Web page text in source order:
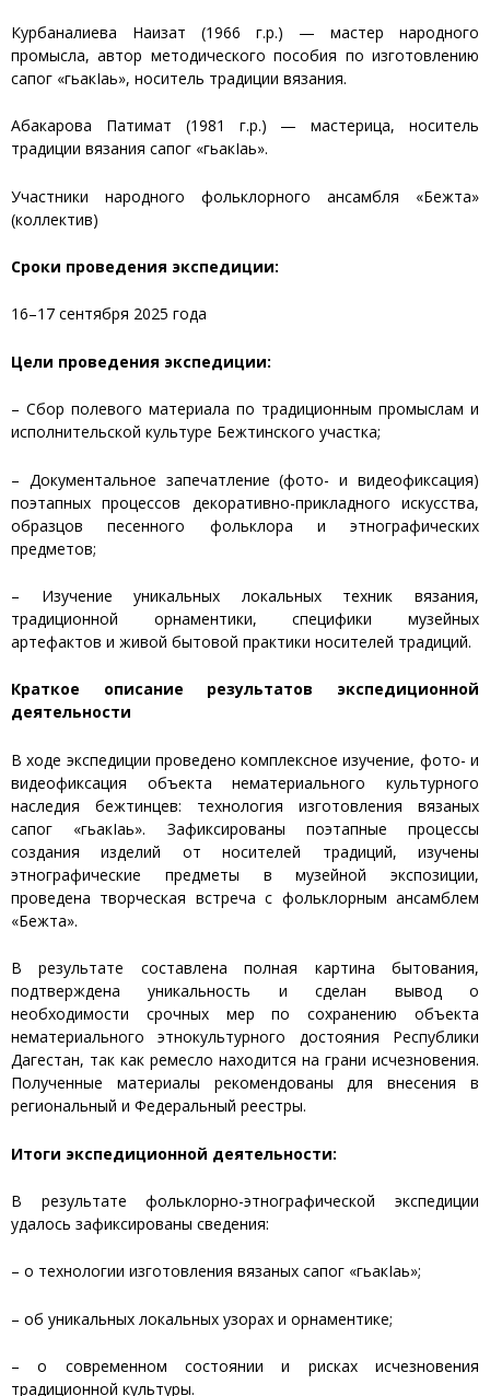
Курбаналиева Наизат (1966 г.р.) — мастер народного
промысла, автор методического пособия по изготовлению
сапог «гьакIаь», носитель традиции вязания.
Абакарова Патимат (1981 г.р.) — мастерица, носитель
традиции вязания сапог «гьакIаь».
Участники народного фольклорного ансамбля «Бежта»
(коллектив)
Сроки проведения экспедиции:
16–17 сентября 2025 года
Цели проведения экспедиции:
– Сбор полевого материала по традиционным промыслам и
исполнительской культуре Бежтинского участка;
– Документальное запечатление (фото- и видеофиксация)
поэтапных процессов декоративно-прикладного искусства,
образцов песенного фольклора и этнографических
предметов;
– Изучение уникальных локальных техник вязания,
традиционной орнаментики, специфики музейных
артефактов и живой бытовой практики носителей традиций.
Краткое описание результатов экспедиционной
деятельности
В ходе экспедиции проведено комплексное изучение, фото- и
видеофиксация объекта нематериального культурного
наследия бежтинцев: технология изготовления вязаных
сапог «гьакIаь». Зафиксированы поэтапные процессы
создания изделий от носителей традиций, изучены
этнографические предметы в музейной экспозиции,
проведена творческая встреча с фольклорным ансамблем
«Бежта».
В результате составлена полная картина бытования,
подтверждена уникальность и сделан вывод о
необходимости срочных мер по сохранению объекта
нематериального этнокультурного достояния Республики
Дагестан, так как ремесло находится на грани исчезновения.
Полученные материалы рекомендованы для внесения в
региональный и Федеральный реестры.
Итоги экспедиционной деятельности:
В результате фольклорно-этнографической экспедиции
удалось зафиксированы сведения:
– о технологии изготовления вязаных сапог «гьакIаь»;
– об уникальных локальных узорах и орнаментике;
– о современном состоянии и рисках исчезновения
традиционной культуры.